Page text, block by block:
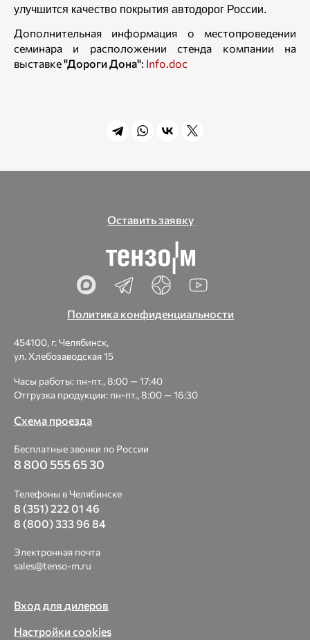
улучшится качество покрытия автодорог России.
Дополнительная информация о местопроведении
семинара и расположении стенда компании на
выставке"Дороги Дона": Info.doc
Оставить заявку
Политика конфиденциальности
454100, г. Челябинск,
ул. Хлебозаводская 15
Часы работы: пн-пт., 8:00 — 17:40
Отгрузка продукции: пн-пт., 8:00 — 16:30
Схема проезда
Бесплатные звонки по России
8 800 555 65 30
Телефоны в Челябинске
8 (351) 222 01 46
8 (800) 333 96 84
Электронная почта
sales@tenso-m.ru
Вход для дилеров
Настройки cookies